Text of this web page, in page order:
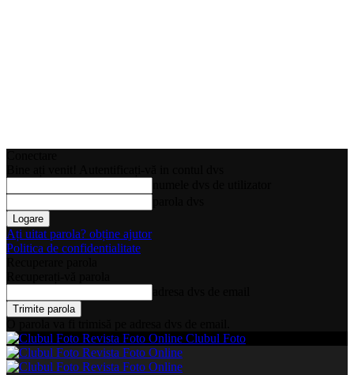
Ați uitat parola? obține ajutor
Politica de confidentialitate
Clubul Foto